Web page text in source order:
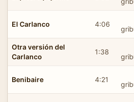
El Carlanco 4:06
Otra versión del
Carlanco
1:38
Benibaire 4:21